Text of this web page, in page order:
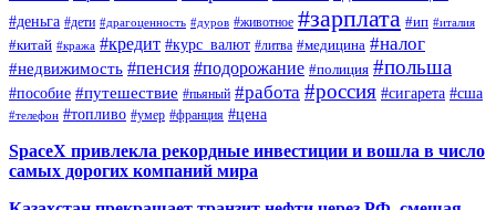
#деньга #дети #драгоценность #дуров #животное #зарплата #ип #италия
#китай #кража #кредит #курс_валют #литва #медицина #налог
#недвижимость #пенсия #подорожание #полиция #польша
#пособие #путешествие #пьяный #работа #россия #сигарета #сша
#телефон #топливо #умер #франция #цена
SpaceX привлекла рекордные инвестиции и вошла в число
самых дорогих компаний мира